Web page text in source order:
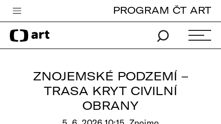
Česká televize
Zpravodajství
PROGRAM ČT ART
ZNOJEMSKÉ PODZEMÍ –
TRASA KRYT CIVILNÍ
OBRANY